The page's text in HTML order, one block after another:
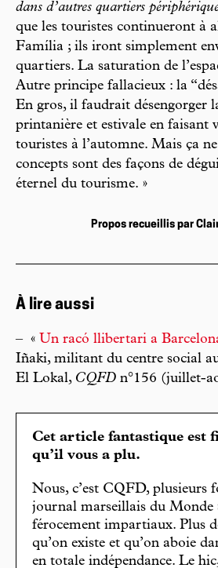
dans d’autres quartiers
que les touristes continueront à
Família ; ils iront simplement
quartiers. La saturation de
Autre principe fallacieux : la
En gros, il faudrait désengorger
printanière et estivale en faisant
touristes à l’automne. Mais ça
concepts sont des façons de
éternel du tourisme. »
Propos recueillis par
À lire aussi
– « Un racó llibertari a
Iñaki, militant du centre social
El Lokal, CQFD n°156 (juillet-
Cet article fantastique est
qu’il vous a plu.
Nous, c’est CQFD, plusieurs
journal marseillais du Monde
férocement impartiaux. Plus
qu’on existe et qu’on aboie
en totale indépendance. Le